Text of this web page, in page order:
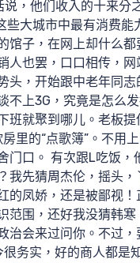
，他们收入的十来分
大城市中最有消费
馆子，在网上却什么
人也罢，口口相传，
，开始跟中老年同
不上3G，究竟是怎么
就聚到哪儿。老板
里的“点歌簿”。不用
门口。 有次跟L吃饭
我先猜周杰伦，摇头
的凤娇，还是被鄙视
范围，还好我没猜韩
治会来过问你。不过
务实，好的商人都是